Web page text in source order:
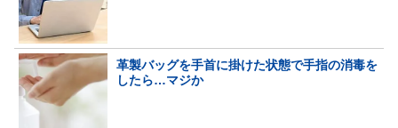
革製バッグを手首に掛けた状態で手指の消毒を
したら…マジか